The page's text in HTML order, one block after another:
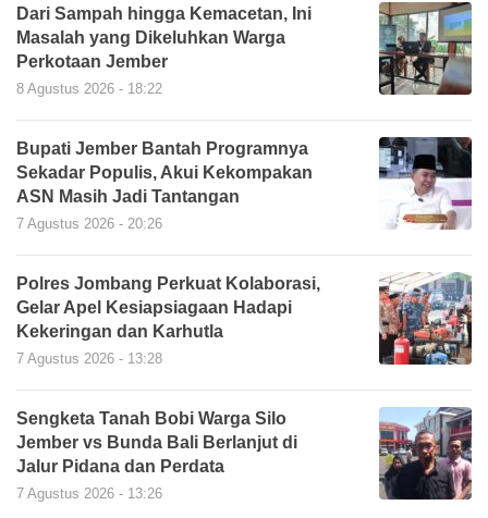
Dari Sampah hingga Kemacetan, Ini
Masalah yang Dikeluhkan Warga
Perkotaan Jember
8 Agustus 2026 - 18:22
Bupati Jember Bantah Programnya
Sekadar Populis, Akui Kekompakan
ASN Masih Jadi Tantangan
7 Agustus 2026 - 20:26
Polres Jombang Perkuat Kolaborasi,
Gelar Apel Kesiapsiagaan Hadapi
Kekeringan dan Karhutla
7 Agustus 2026 - 13:28
Sengketa Tanah Bobi Warga Silo
Jember vs Bunda Bali Berlanjut di
Jalur Pidana dan Perdata
7 Agustus 2026 - 13:26